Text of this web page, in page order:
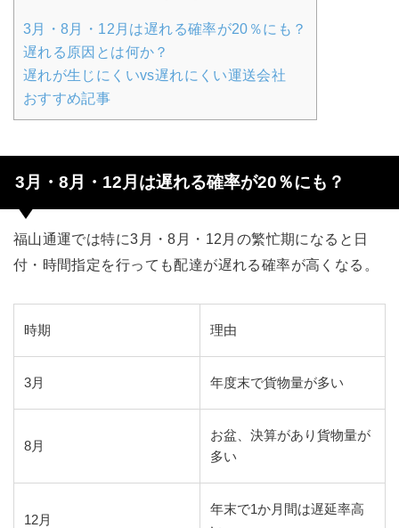
3月・8月・12月は遅れる確率が20％にも？
遅れる原因とは何か？
遅れが生じにくいvs遅れにくい運送会社
おすすめ記事
3月・8月・12月は遅れる確率が20％にも？
福山通運では特に3月・8月・12月の繁忙期になると日
付・時間指定を行っても配達が遅れる確率が高くなる。
時期 理由
3月 年度末で貨物量が多い
8月
お盆、決算があり貨物量が
多い
12月
年末で1か月間は遅延率高